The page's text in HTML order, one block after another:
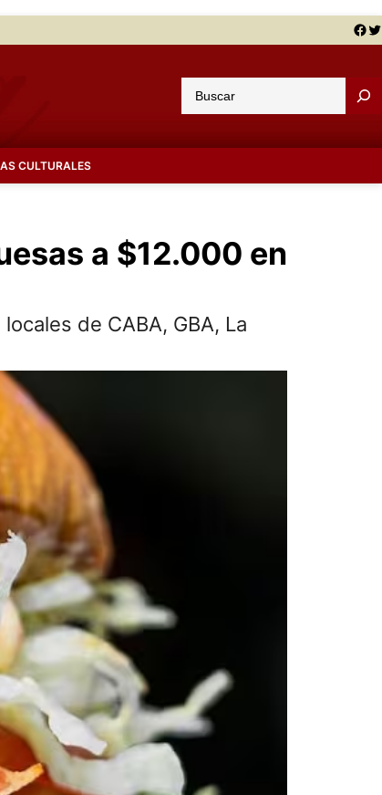
Facebook Twitter
u
a
CULTURALES
a $12.000 en
de CABA, GBA, La